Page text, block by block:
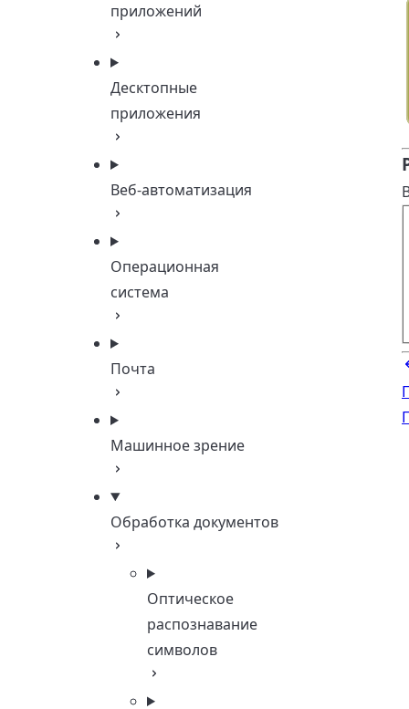
приложений
Десктопные
приложения
Веб-автоматизация
Операционная
система
Почта
Машинное зрение
Обработка документов
Оптическое
распознавание
символов